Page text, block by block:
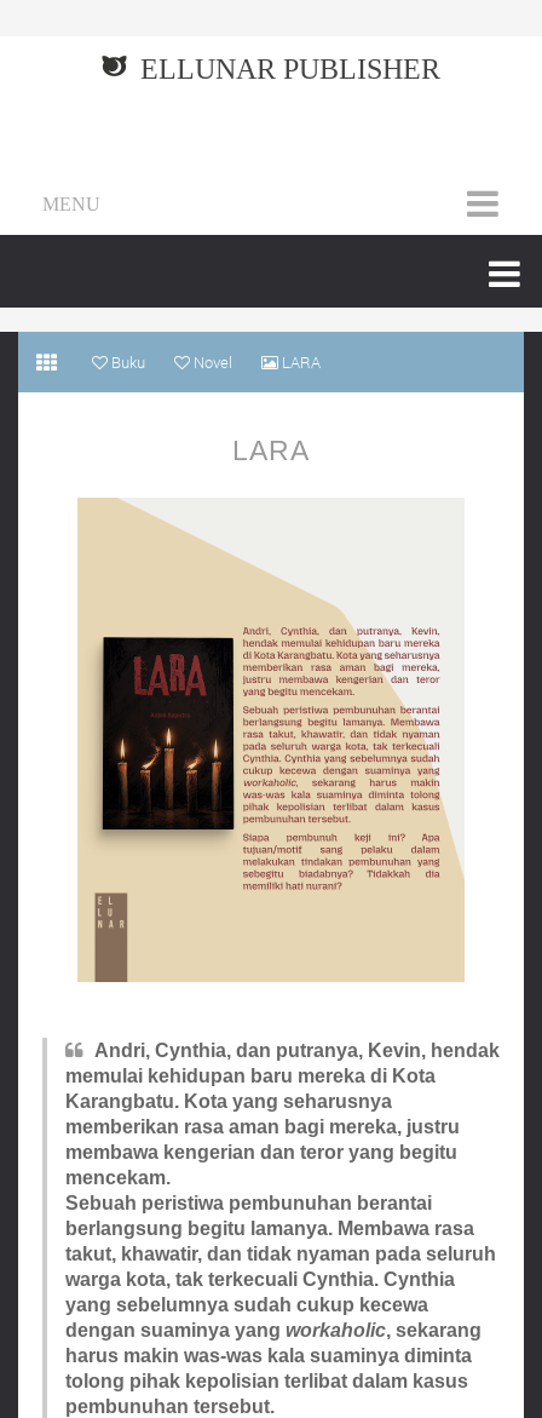
ELLUNAR PUBLISHER
MENU
Buku Novel LARA
LARA
Andri, Cynthia, dan putranya, Kevin, hendak
memulai kehidupan baru mereka di Kota
Karangbatu. Kota yang seharusnya
memberikan rasa aman bagi mereka, justru
membawa kengerian dan teror yang begitu
mencekam.
Sebuah peristiwa pembunuhan berantai
berlangsung begitu lamanya. Membawa rasa
takut, khawatir, dan tidak nyaman pada seluruh
warga kota, tak terkecuali Cynthia. Cynthia
yang sebelumnya sudah cukup kecewa
dengan suaminya yang workaholic, sekarang
harus makin was-was kala suaminya diminta
tolong pihak kepolisian terlibat dalam kasus
pembunuhan tersebut.